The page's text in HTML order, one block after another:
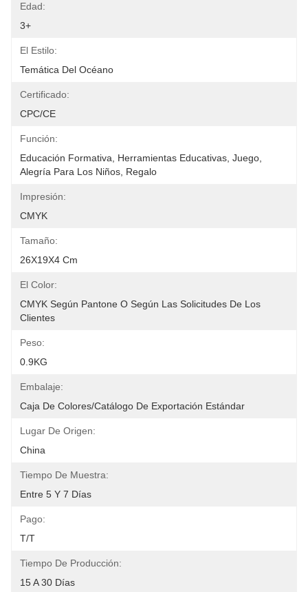
Edad:
3+
El Estilo:
Temática Del Océano
Certificado:
CPC/CE
Función:
Educación Formativa, Herramientas Educativas, Juego,
Alegría Para Los Niños, Regalo
Impresión:
CMYK
Tamaño:
26X19X4 Cm
El Color:
CMYK Según Pantone O Según Las Solicitudes De Los
Clientes
Peso:
0.9KG
Embalaje:
Caja De Colores/catálogo De Exportación Estándar
Lugar De Origen:
China
Tiempo De Muestra:
Entre 5 Y 7 Días
Pago:
T/T
Tiempo De Producción:
15 A 30 Días